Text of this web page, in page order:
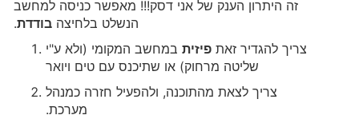
זה היתרון הענק של אני דסק!!! מאפשר כניסה למחשב
הנשלט בלחיצה בודדת.
צריך להגדיר זאת פיזית במחשב המקומי (ולא ע"י
שליטה מרחוק) או שתיכנס עם טים ויואר
צריך לצאת מהתוכנה, ולהפעיל חזרה כמנהל
מערכת.